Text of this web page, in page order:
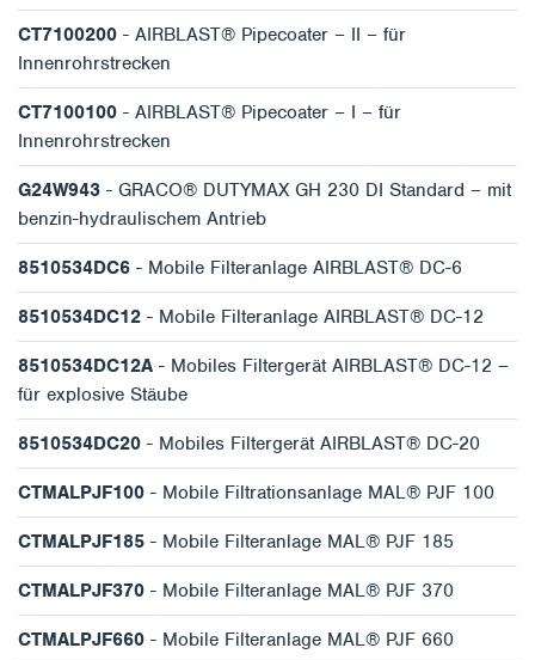
CT7100200 - AIRBLAST® Pipecoater – II – für
Innenrohrstrecken
CT7100100 - AIRBLAST® Pipecoater – I – für
Innenrohrstrecken
G24W943 - GRACO® DUTYMAX GH 230 DI Standard – mit
benzin-hydraulischem Antrieb
8510534DC6 - Mobile Filteranlage AIRBLAST® DC-6
8510534DC12 - Mobile Filteranlage AIRBLAST® DC-12
8510534DC12A - Mobiles Filtergerät AIRBLAST® DC-12 –
für explosive Stäube
8510534DC20 - Mobiles Filtergerät AIRBLAST® DC-20
CTMALPJF100 - Mobile Filtrationsanlage MAL® PJF 100
CTMALPJF185 - Mobile Filteranlage MAL® PJF 185
CTMALPJF370 - Mobile Filteranlage MAL® PJF 370
CTMALPJF660 - Mobile Filteranlage MAL® PJF 660